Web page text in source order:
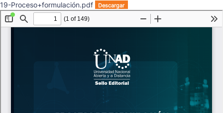
19-Proceso+formulación.pdf Descargar